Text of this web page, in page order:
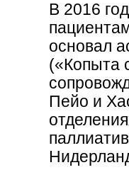
В 2016
основал
(«Копыта
Пейо и